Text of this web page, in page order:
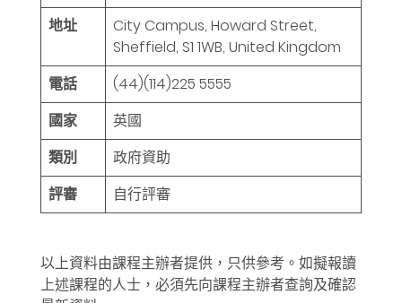
地址
City Campus, Howard Street,
Sheffield, S1 1WB, United Kingdom
電話
(44)(114)225 5555
國家
英國
類別
政府資助
評審
自行評審
以上資料由課程主辦者提供，只供參考。如擬報讀
上述課程的人士，必須先向課程主辦者查詢及確認